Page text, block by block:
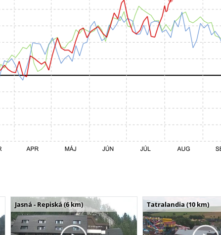
Jasná - Repiská (6 km) Tatralandia (10 km)